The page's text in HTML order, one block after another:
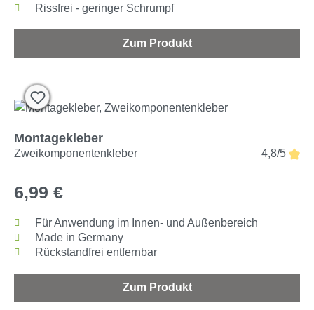
Rissfrei - geringer Schrumpf
Zum Produkt
Montagekleber
Zweikomponentenkleber 4,8/5
6,99 €
Für Anwendung im Innen- und Außenbereich
Made in Germany
Rückstandfrei entfernbar
Zum Produkt